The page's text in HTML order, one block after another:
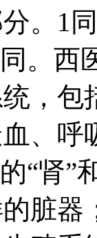
。1
。
，
、呼
“肾”
脏